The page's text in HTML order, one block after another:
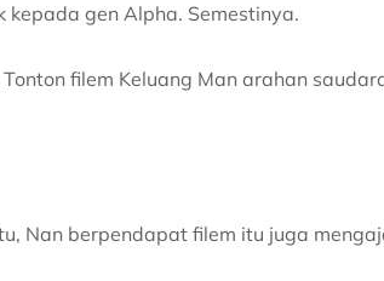
kepada gen Alpha. Semestinya.
filem Keluang Man arahan
Nan berpendapat filem itu juga